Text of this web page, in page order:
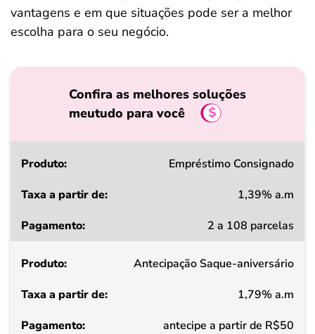
vantagens e em que situações pode ser a melhor
escolha para o seu negócio.
Confira as melhores soluções
meutudo para você
Produto
a
de
Pagamento
Empréstimo Consignado
1,39% a.m
2 a 108 parcelas
Antecipação Saque-aniversário
1,79% a.m
antecipe a partir de R$50